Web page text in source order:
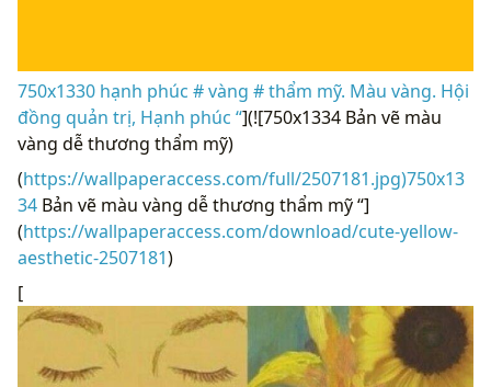
750x1330 hạnh phúc # vàng # thẩm mỹ. Màu vàng. Hội
đồng quản trị, Hạnh phúc “](![750x1334 Bản vẽ màu
vàng dễ thương thẩm mỹ)
(https://wallpaperaccess.com/full/2507181.jpg)750x13
34 Bản vẽ màu vàng dễ thương thẩm mỹ “]
(https://wallpaperaccess.com/download/cute-yellow-
aesthetic-2507181)
[